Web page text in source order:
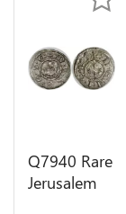
Q7940 Rare
Jerusalem